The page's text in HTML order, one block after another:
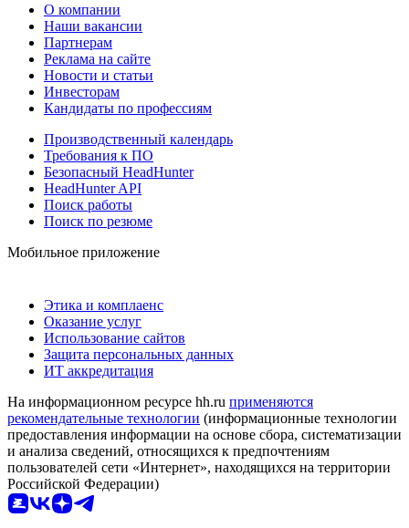
О компании
Наши вакансии
Партнерам
Реклама на сайте
Новости и статьи
Инвесторам
Кандидаты по профессиям
Производственный календарь
Требования к ПО
Безопасный HeadHunter
HeadHunter API
Поиск работы
Поиск по резюме
Мобильное приложение
Этика и комплаенс
Оказание услуг
Использование сайтов
Защита персональных данных
ИТ аккредитация
На информационном ресурсе hh.ru применяются
рекомендательные технологии (информационные технологии
предоставления информации на основе сбора, систематизации
и анализа сведений, относящихся к предпочтениям
пользователей сети «Интернет», находящихся на территории
Российской Федерации)